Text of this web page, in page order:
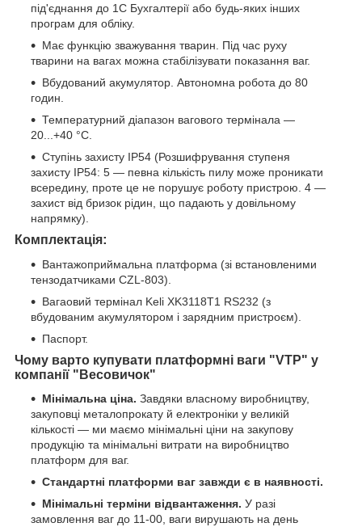
під'єднання до 1С Бухгалтерії або будь-яких інших
програм для обліку.
Має функцію зважування тварин. Під час руху
тварини на вагах можна стабілізувати показання ваг.
Вбудований акумулятор. Автономна робота до 80
годин.
Температурний діапазон вагового термінала —
20...+40 °C.
Ступінь захисту IP54 (Розшифрування ступеня
захисту IP54: 5 — певна кількість пилу може проникати
всередину, проте це не порушує роботу пристрою. 4 —
захист від бризок рідин, що падають у довільному
напрямку).
Комплектація:
Вантажоприймальна платформа (зі встановленими
тензодатчиками CZL-803).
Вагаовий термінал Keli XK3118Т1 RS232 (з
вбудованим акумулятором і зарядним пристроєм).
Паспорт.
Чому варто купувати платформні ваги "VTP" у
компанії "Весовичок"
Мінімальна ціна. Завдяки власному виробництву,
закуповці металопрокату й електроніки у великій
кількості — ми маємо мінімальні ціни на закупову
продукцію та мінімальні витрати на виробництво
платформ для ваг.
Стандартні платформи ваг завжди є в наявності.
Мінімальні терміни відвантаження. У разі
замовлення ваг до 11-00, ваги вирушають на день